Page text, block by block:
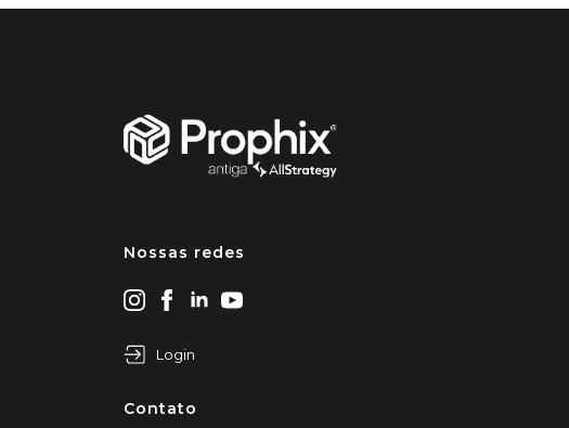
Nossas redes
Login
Contato